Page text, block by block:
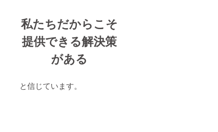
私たちだからこそ
提供できる解決策
がある
と信じています。